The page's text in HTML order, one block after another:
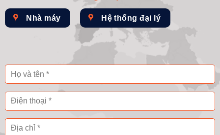
Nhà máy Hệ thống đại lý